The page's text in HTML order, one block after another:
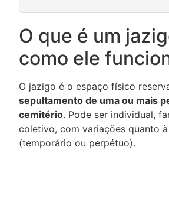
O que é um
como ele
O jazigo é o espaço físico
sepultamento de uma ou mais
cemitério. Pode ser individual,
coletivo, com variações quanto
(temporário ou perpétuo).